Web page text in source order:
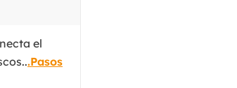
el
.Pasos